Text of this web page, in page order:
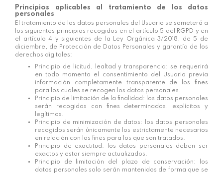
Principios aplicables al tratamiento de los datos
personales
El tratamiento de los datos personales del Usuario se someterá a
los siguientes principios recogidos en el artículo 5 del RGPD y en
el artículo 4 y siguientes de la Ley Orgánica 3/2018, de 5 de
diciembre, de Protección de Datos Personales y garantía de los
derechos digitales:
Principio de licitud, lealtad y transparencia: se requerirá
en todo momento el consentimiento del Usuario previa
información completamente transparente de los fines
para los cuales se recogen los datos personales.
Principio de limitación de la finalidad: los datos personales
serán recogidos con fines determinados, explícitos y
legítimos.
Principio de minimización de datos: los datos personales
recogidos serán únicamente los estrictamente necesarios
en relación con los fines para los que son tratados.
Principio de exactitud: los datos personales deben ser
exactos y estar siempre actualizados.
Principio de limitación del plazo de conservación: los
datos personales solo serán mantenidos de forma que se